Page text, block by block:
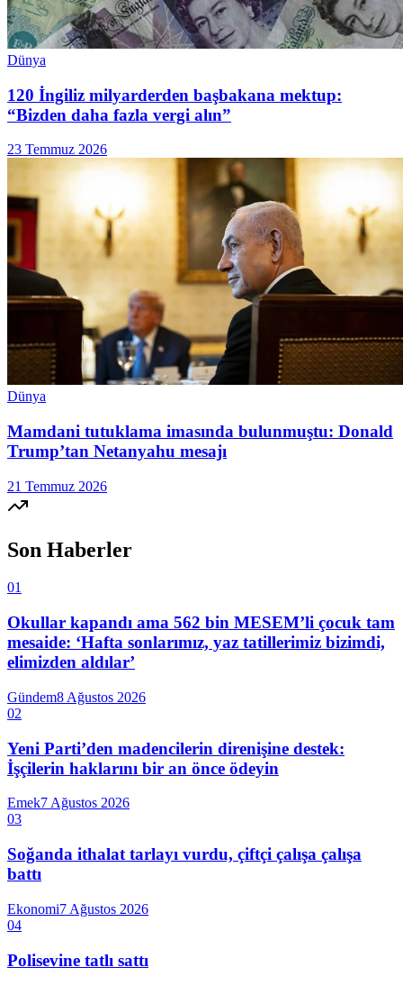
Dünya
120 İngiliz milyarderden başbakana mektup:
“Bizden daha fazla vergi alın”
23 Temmuz 2026
Dünya
Mamdani tutuklama imasında bulunmuştu: Donald
Trump’tan Netanyahu mesajı
21 Temmuz 2026
Son Haberler
01
Okullar kapandı ama 562 bin MESEM’li çocuk tam
mesaide: ‘Hafta sonlarımız, yaz tatillerimiz bizimdi,
elimizden aldılar’
Gündem8 Ağustos 2026
02
Yeni Parti’den madencilerin direnişine destek:
İşçilerin haklarını bir an önce ödeyin
Emek7 Ağustos 2026
03
Soğanda ithalat tarlayı vurdu, çiftçi çalışa çalışa
battı
Ekonomi7 Ağustos 2026
04
Polisevine tatlı sattı